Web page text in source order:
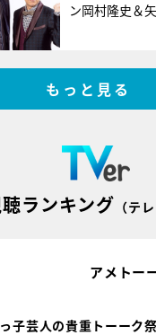
ン岡村隆史＆
もっと見る
ランキング （テ
アメトー
子芸人の貴重トーーク